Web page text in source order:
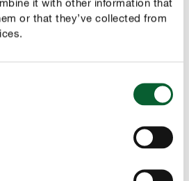
or that they’ve collected from
vyváženým obsahom živín pre
absorpciu a retenciu vody
prísun živín pre vysadené
PLUS® a PERLIT z